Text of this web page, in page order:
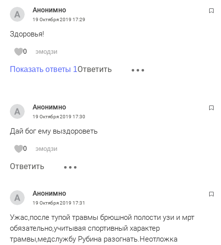
Анонимно
19 Октября 2019 17:29
Здоровья!
0 эмодзи
Показать ответы 1Ответить
Анонимно
19 Октября 2019 17:30
Дай бог ему выздороветь
0 эмодзи
Ответить
Анонимно
19 Октября 2019 17:31
Ужас,после тупой травмы брюшной полости узи и мрт
обязательно,учитывая спортивный характер
трамвы,медслужбу Рубина разогнать.Неотложка